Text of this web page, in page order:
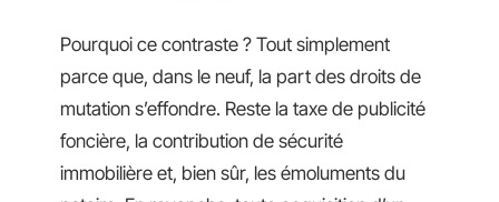
Pourquoi ce contraste ? Tout simplement
parce que, dans le neuf, la part des droits de
mutation s’effondre. Reste la taxe de publicité
foncière, la contribution de sécurité
immobilière et, bien sûr, les émoluments du